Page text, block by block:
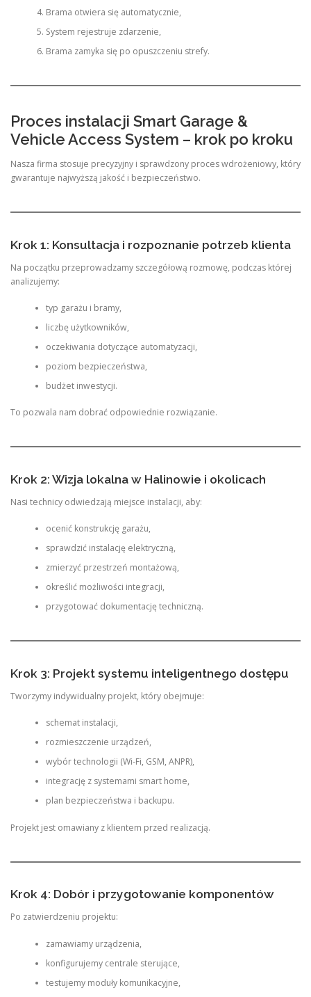
Brama otwiera się automatycznie,
System rejestruje zdarzenie,
Brama zamyka się po opuszczeniu strefy.
Proces instalacji Smart Garage &
Vehicle Access System – krok po kroku
Nasza firma stosuje precyzyjny i sprawdzony proces wdrożeniowy, który
gwarantuje najwyższą jakość i bezpieczeństwo.
Krok 1: Konsultacja i rozpoznanie potrzeb klienta
Na początku przeprowadzamy szczegółową rozmowę, podczas której
analizujemy:
typ garażu i bramy,
liczbę użytkowników,
oczekiwania dotyczące automatyzacji,
poziom bezpieczeństwa,
budżet inwestycji.
To pozwala nam dobrać odpowiednie rozwiązanie.
Krok 2: Wizja lokalna w Halinowie i okolicach
Nasi technicy odwiedzają miejsce instalacji, aby:
ocenić konstrukcję garażu,
sprawdzić instalację elektryczną,
zmierzyć przestrzeń montażową,
określić możliwości integracji,
przygotować dokumentację techniczną.
Krok 3: Projekt systemu inteligentnego dostępu
Tworzymy indywidualny projekt, który obejmuje:
schemat instalacji,
rozmieszczenie urządzeń,
wybór technologii (Wi-Fi, GSM, ANPR),
integrację z systemami smart home,
plan bezpieczeństwa i backupu.
Projekt jest omawiany z klientem przed realizacją.
Krok 4: Dobór i przygotowanie komponentów
Po zatwierdzeniu projektu:
zamawiamy urządzenia,
konfigurujemy centrale sterujące,
testujemy moduły komunikacyjne,